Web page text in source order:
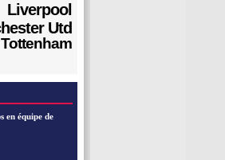
Liverpool
Utd
Tottenham
en équipe de